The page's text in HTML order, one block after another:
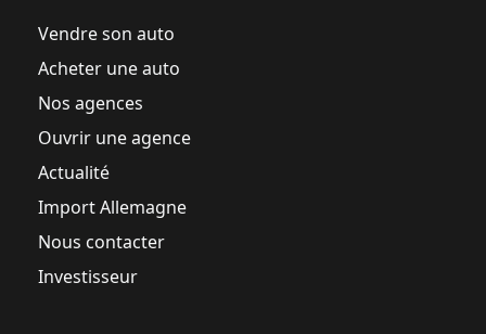
Vendre son auto
Acheter une auto
Nos agences
Ouvrir une agence
Actualité
Import Allemagne
Nous contacter
Investisseur